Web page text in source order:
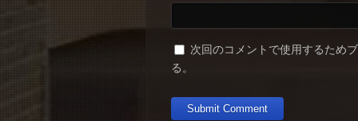
次回のコメントで使用するため
る。